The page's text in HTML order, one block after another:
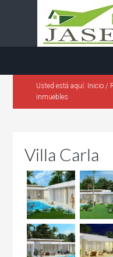
Usted está aquí: Inicio /
inmuebles
Villa Carla